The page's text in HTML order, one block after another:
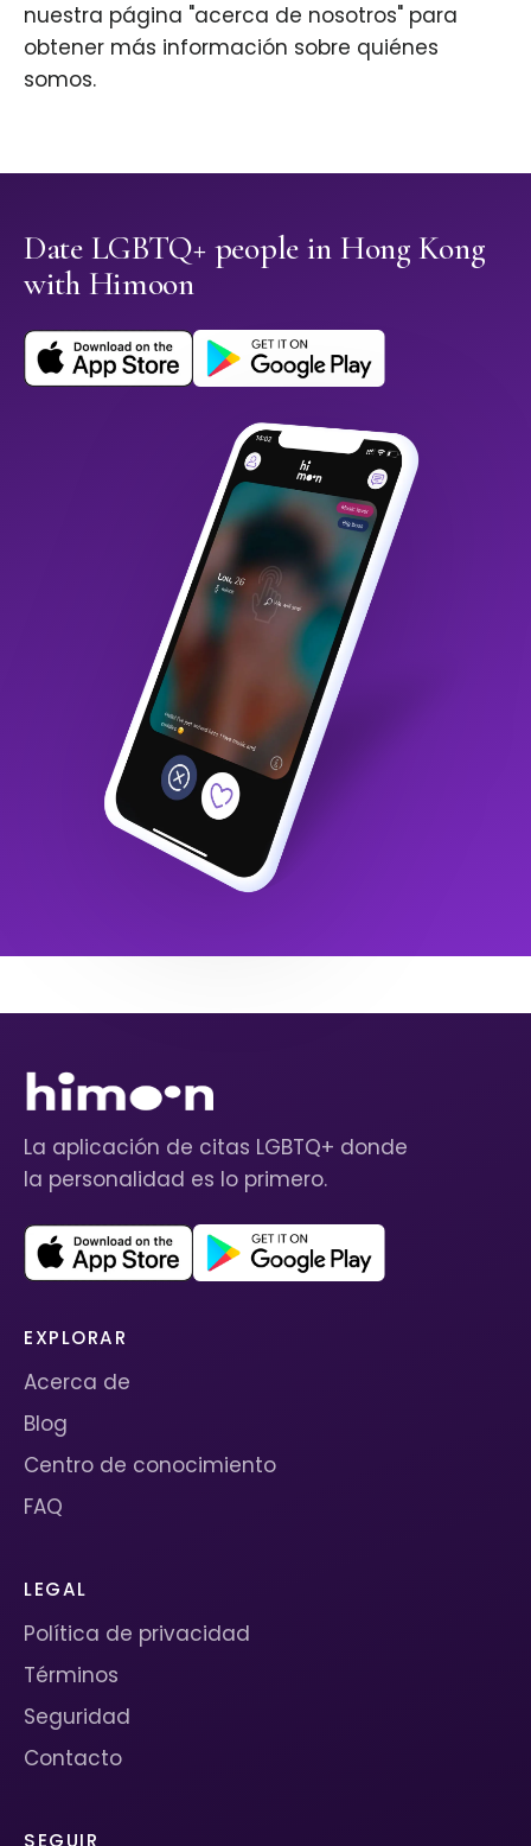
nuestra página "acerca de nosotros" para
obtener más información sobre quiénes
somos.
Date LGBTQ+ people in Hong Kong
with Himoon
La aplicación de citas LGBTQ+ donde
la personalidad es lo primero.
EXPLORAR
Acerca de
Blog
Centro de conocimiento
FAQ
LEGAL
Política de privacidad
Términos
Seguridad
Contacto